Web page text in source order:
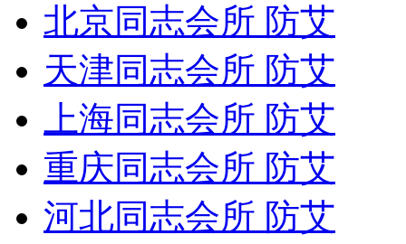
北京同志会所 防艾
天津同志会所 防艾
上海同志会所 防艾
重庆同志会所 防艾
河北同志会所 防艾